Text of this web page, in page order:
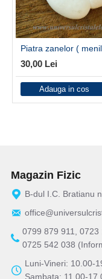
Piatra zanelor (
30,00 Lei
Adauga in cos
Magazin Fizic
B-dul I.C. Bratianu
0799 879 911, 0723
0725 542 038
Luni-Vineri: 10.00-
Sambata: 11.00-